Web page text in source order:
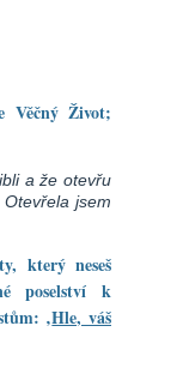
Věčný Život;
a že otevřu
jsem
který neseš
poselství k
‚Hle, váš